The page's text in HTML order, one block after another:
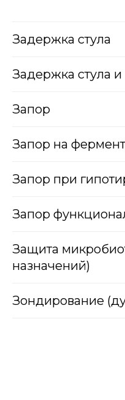
Задержка стула
Задержка стула и
Запор
Запор на
Запор при
Запор
Защита
назначений)
Зондирование